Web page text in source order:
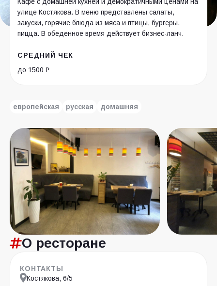
улице Костякова. В меню представлены салаты,
закуски, горячие блюда из мяса и птицы, бургеры,
пицца. В обеденное время действует бизнес-ланч.
СРЕДНИЙ ЧЕК
до 1500 ₽
европейская русская домашняя
О ресторане
КОНТАКТЫ
Костякова, 6/5